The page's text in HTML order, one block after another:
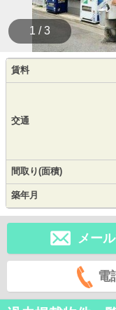
1 / 3
賃料
交通
間取り(面積)
築年月
メー
電